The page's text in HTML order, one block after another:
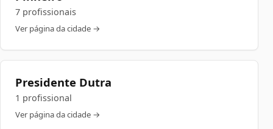
7 profissionais
Ver página da cidade →
Presidente Dutra
1 profissional
Ver página da cidade →